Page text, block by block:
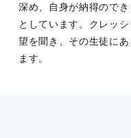
深め、自身が納得ので
としています。クレッ
望を聞き、その生徒に
ます。